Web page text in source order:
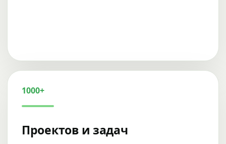
1000+
Проектов и задач